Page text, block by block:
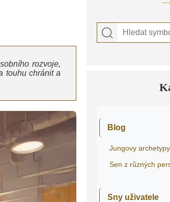
rozvoje,
touhu chránit a
Blog
Jungovy archetypy
Sen z různých
Sny uživatele